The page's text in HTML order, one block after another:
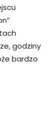
godziny
bardzo